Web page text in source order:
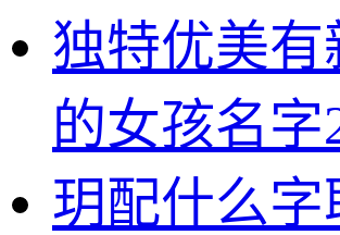
独特优美有
的女孩名字
玥配什么字